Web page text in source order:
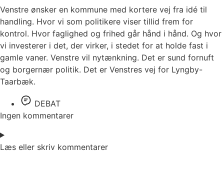
Venstre ønsker en kommune med kortere vej fra idé til
handling. Hvor vi som politikere viser tillid frem for
kontrol. Hvor faglighed og frihed går hånd i hånd. Og hvor
vi investerer i det, der virker, i stedet for at holde fast i
gamle vaner. Venstre vil nytænkning. Det er sund fornuft
og borgernær politik. Det er Venstres vej for Lyngby-
Taarbæk.
DEBAT
Ingen kommentarer
Læs eller skriv kommentarer